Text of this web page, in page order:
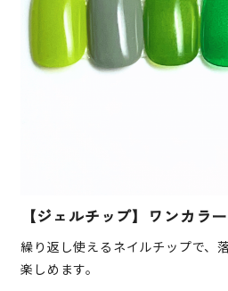
【ジェルチップ】ワンカラ
繰り返し使えるネイルチップで、
楽しめます。